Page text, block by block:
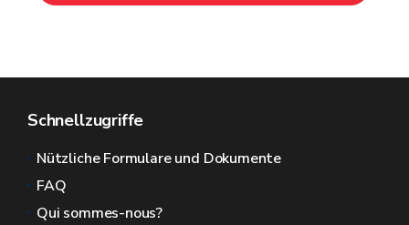
Schnellzugriffe
Nützliche Formulare und Dokumente
FAQ
Qui sommes-nous?